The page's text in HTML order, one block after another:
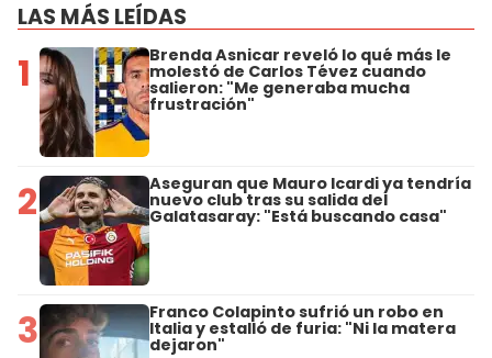
LAS MÁS LEÍDAS
1 Brenda Asnicar reveló lo qué más le
molestó de Carlos Tévez cuando
salieron: "Me generaba mucha
frustración"
2 Aseguran que Mauro Icardi ya tendría
nuevo club tras su salida del
Galatasaray: "Está buscando casa"
3 Franco Colapinto sufrió un robo en
Italia y estalló de furia: "Ni la matera
dejaron"